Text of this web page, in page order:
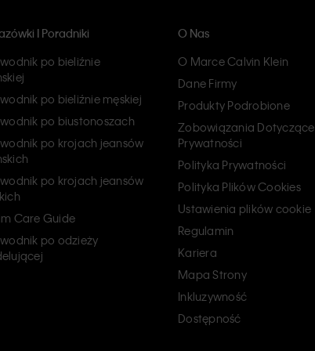
I Poradniki
po bieliźnie
po bieliźnie męskiej
po biustonoszach
po krojach jeansów
po krojach jeansów
Care Guide
po odzieży
O Nas
O Marce Calvin Klein
Dane Firmy
Produkty Podrobione
Zobowiązania Dotyczące
Prywatności
Polityka Prywatności
Polityka Plików Cookies
Ustawienia plików cookie
Regulamin
Kariera
Mapa Strony
Inkluzywność
Dostępność